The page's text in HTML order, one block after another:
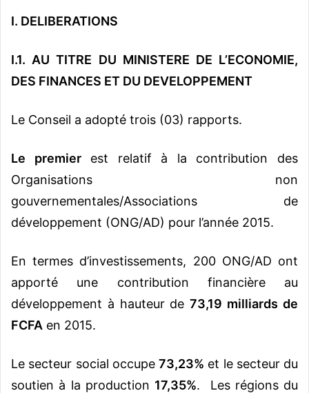
I. DELIBERATIONS
I.1. AU TITRE DU MINISTERE DE L’ECONOMIE,
DES FINANCES ET DU DEVELOPPEMENT
Le Conseil a adopté trois (03) rapports.
Le premierest relatif à la contribution des
Organisations non
gouvernementales/Associations de
développement (ONG/AD) pour l’année 2015.
En termes d’investissements, 200 ONG/AD ont
apporté une contribution financière au
développement à hauteur de73,19 milliards de
FCFA en 2015.
Le secteur social occupe 73,23% et le secteur du
soutien à la production 17,35%. Les régions du